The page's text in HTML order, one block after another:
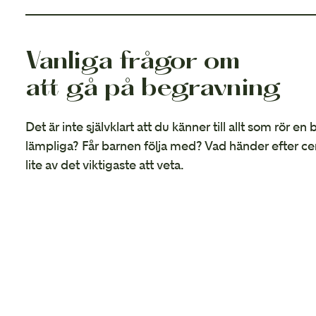
Vanliga frågor om
att gå på begravning
Det är inte självklart att du känner till allt som rör en
lämpliga? Får barnen följa med? Vad händer efter
lite av det viktigaste att veta.